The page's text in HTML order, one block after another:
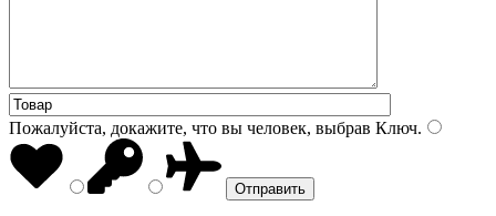
Пожалуйста, докажите, что вы человек, выбрав Ключ.